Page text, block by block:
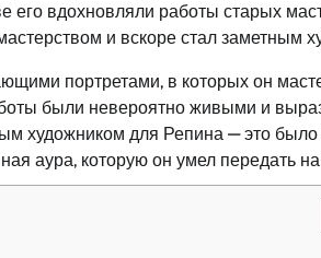
его вдохновляли работы старых
и вскоре стал заметным
портретами, в которых он
были невероятно живыми и
художником для Репина — это
аура, которую он умел передать